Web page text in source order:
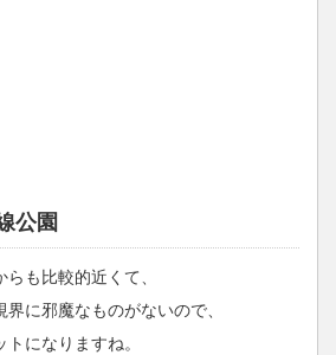
公園
も比較的近くて、
に邪魔なものがないので、
になりますね。